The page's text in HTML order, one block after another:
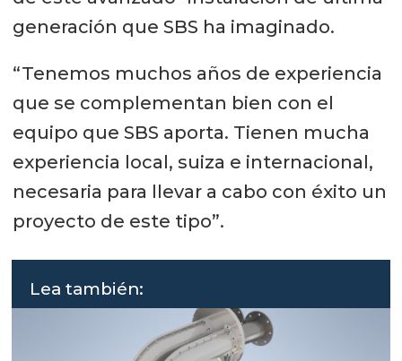
generación que SBS ha imaginado.
“Tenemos muchos años de experiencia
que se complementan bien con el
equipo que SBS aporta. Tienen mucha
experiencia local, suiza e internacional,
necesaria para llevar a cabo con éxito un
proyecto de este tipo”.
Lea también: